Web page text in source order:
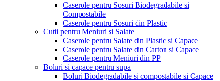
Caserole pentru Sosuri Biodegradabile si
Compostabile
Caserole pentru Sosuri din Plastic
Cutii pentru Meniuri si Salate
Caserole pentru Salate din Plastic si Capace
Caserole pentru Salate din Carton si Capace
Caserole pentru Meniuri din PP
Boluri si capace pentru supa
Boluri Biodegradabile si compostabile si Capace